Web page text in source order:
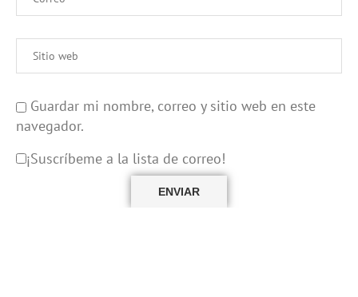
Guardar mi nombre, correo y sitio web en este
navegador.
¡Suscríbeme a la lista de correo!